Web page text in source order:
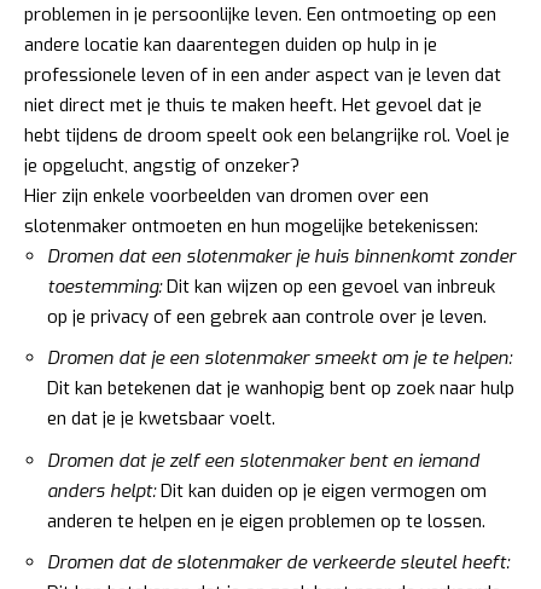
problemen in je persoonlijke leven. Een ontmoeting op een
andere locatie kan daarentegen duiden op hulp in je
professionele leven of in een ander aspect van je leven dat
niet direct met je thuis te maken heeft. Het gevoel dat je
hebt tijdens de droom speelt ook een belangrijke rol. Voel je
je opgelucht, angstig of onzeker?
Hier zijn enkele voorbeelden van dromen over een
slotenmaker ontmoeten en hun mogelijke betekenissen:
Dromen dat een slotenmaker je huis binnenkomt zonder
toestemming:Dit kan wijzen op een gevoel van inbreuk
op je privacy of een gebrek aan controle over je leven.
Dromen dat je een slotenmaker smeekt om je te helpen:
Dit kan betekenen dat je wanhopig bent op zoek naar hulp
en dat je je kwetsbaar voelt.
Dromen dat je zelf een slotenmaker bent en iemand
anders helpt:Dit kan duiden op je eigen vermogen om
anderen te helpen en je eigen problemen op te lossen.
Dromen dat de slotenmaker de verkeerde sleutel heeft: